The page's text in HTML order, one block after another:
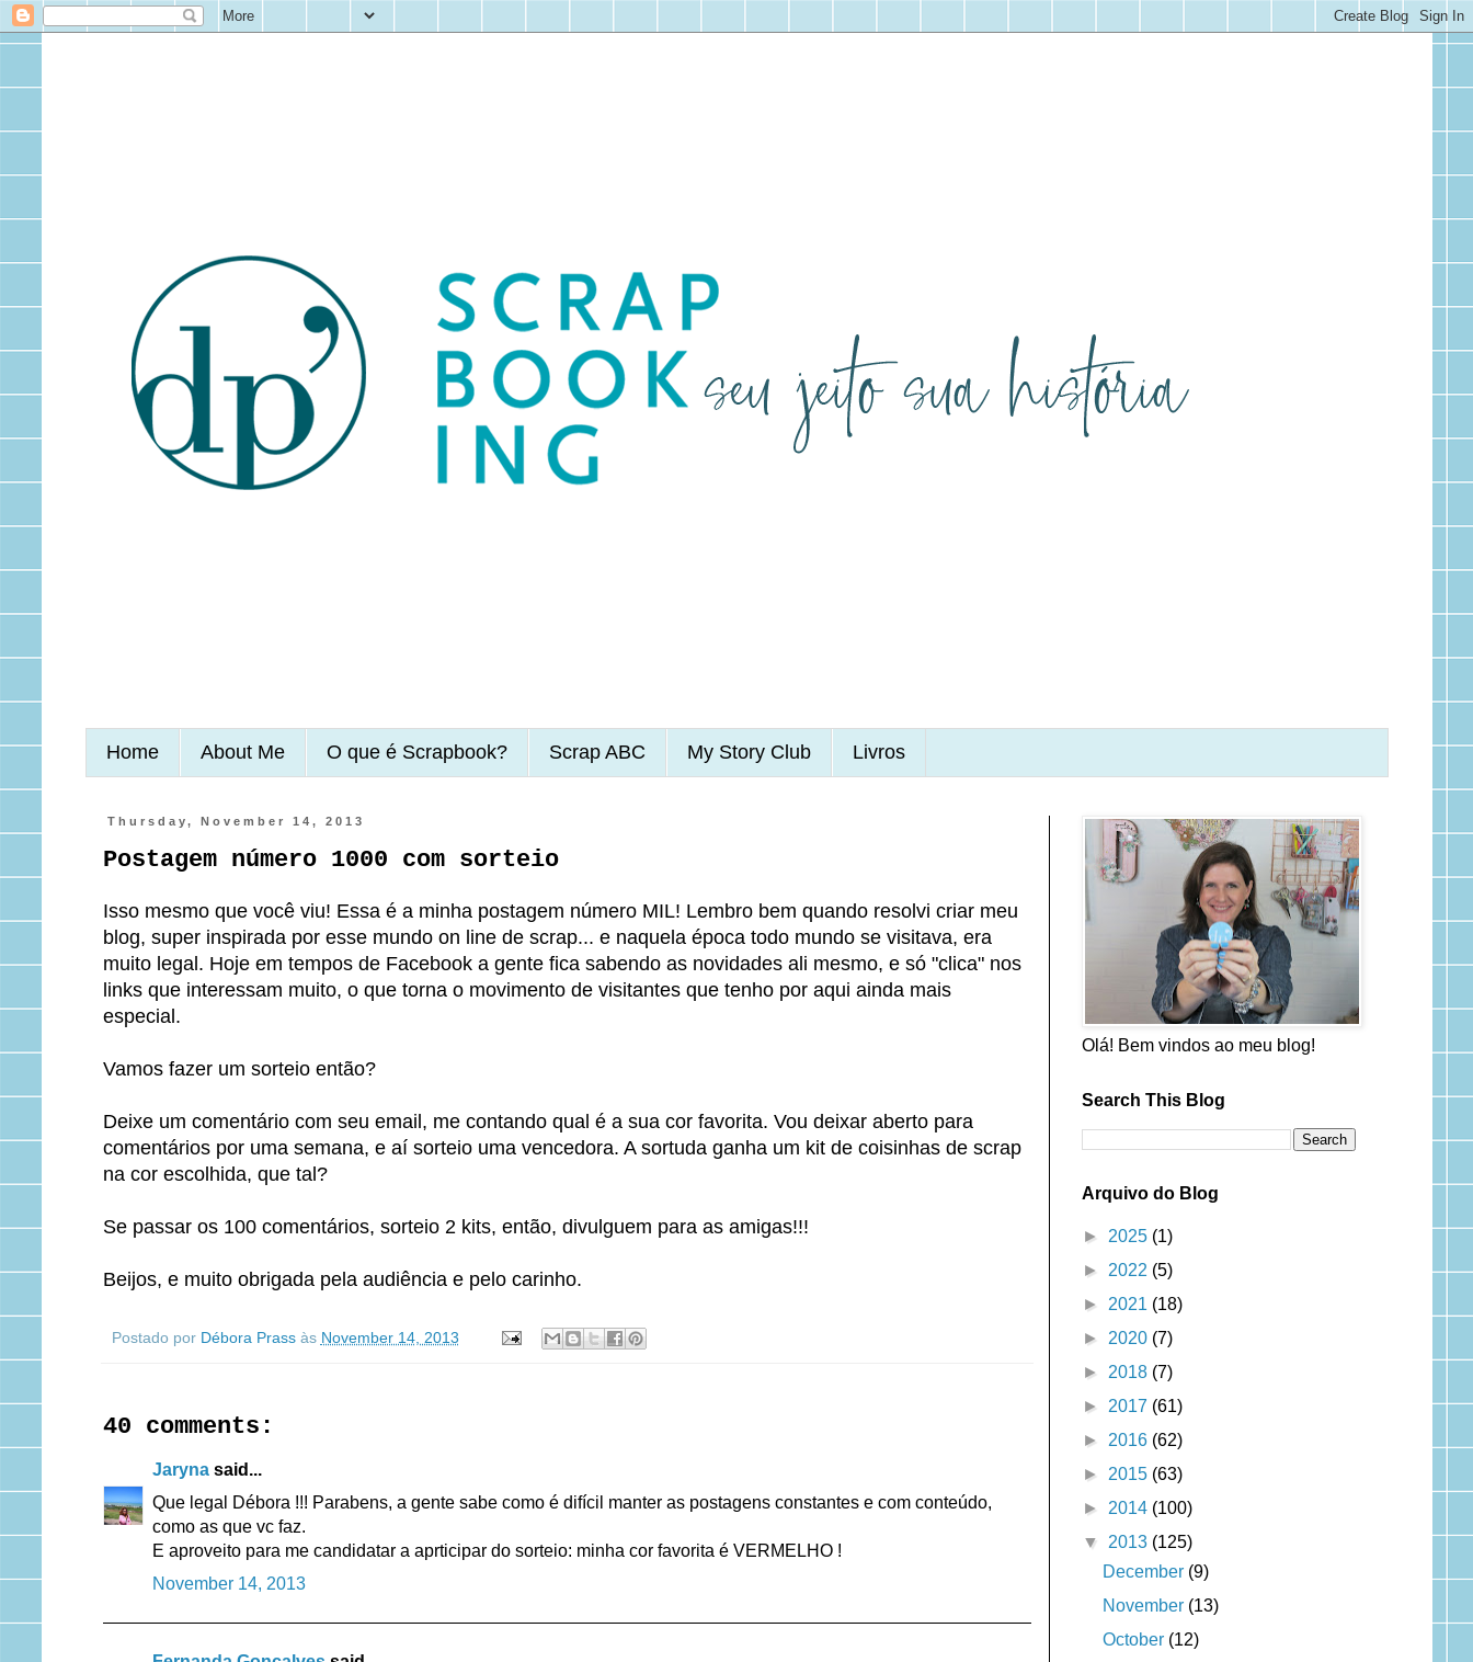
Home About Me O que é Scrapbook? Scrap ABC My Story Club Livros
Thursday, November 14, 2013
Postagem número 1000 com sorteio
Isso mesmo que você viu! Essa é a minha postagem número MIL! Lembro bem quando resolvi criar meu
blog, super inspirada por esse mundo on line de scrap... e naquela época todo mundo se visitava, era
muito legal. Hoje em tempos de Facebook a gente fica sabendo as novidades ali mesmo, e só "clica" nos
links que interessam muito, o que torna o movimento de visitantes que tenho por aqui ainda mais
especial.
Vamos fazer um sorteio então?
Deixe um comentário com seu email, me contando qual é a sua cor favorita. Vou deixar aberto para
comentários por uma semana, e aí sorteio uma vencedora. A sortuda ganha um kit de coisinhas de scrap
na cor escolhida, que tal?
Se passar os 100 comentários, sorteio 2 kits, então, divulguem para as amigas!!!
Beijos, e muito obrigada pela audiência e pelo carinho.
Postado por Débora Prass às November 14, 2013
40 comments:
Jarynasaid...
Que legal Débora !!! Parabens, a gente sabe como é difícil manter as postagens constantes e com conteúdo,
como as que vc faz.
E aproveito para me candidatar a aprticipar do sorteio: minha cor favorita é VERMELHO !
November 14, 2013
Olá! Bem vindos ao meu blog!
Search This Blog
Arquivo do Blog
► 2025 (1)
► 2022 (5)
► 2021 (18)
► 2020 (7)
► 2018 (7)
► 2017 (61)
► 2016 (62)
► 2015 (63)
► 2014 (100)
▼ 2013 (125)
December (9)
November (13)
October (12)